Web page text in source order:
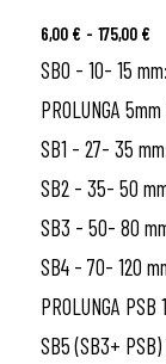
6,00 € - 175,00 €
da
SB0 - 10- 15
PROLUNGA
SB1 - 27- 35
SB2 - 35- 50
SB3 - 50- 80
SB4 - 70- 120
PROLUNGA
SB5 (SB3+ PSB)